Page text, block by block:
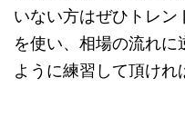
いない方はぜひトレ
を使い、相場の流れに
ように練習して頂けれ